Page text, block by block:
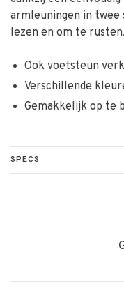
armleuningen in twee
lezen en om te rusten.
Ook voetsteun
Verschillende
Gemakkelijk op te
SPECS